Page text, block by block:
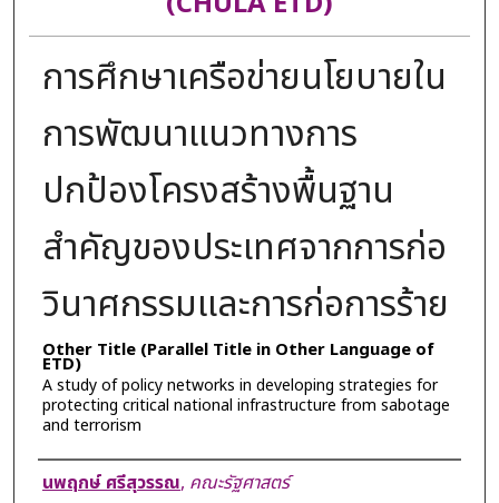
การศึกษาเครือข่ายนโยบายใน
การพัฒนาแนวทางการ
ปกป้องโครงสร้างพื้นฐาน
สำคัญของประเทศจากการก่อ
วินาศกรรมและการก่อการร้าย
Other Title (Parallel Title in Other Language of
ETD)
A study of policy networks in developing strategies for
protecting critical national infrastructure from sabotage
and terrorism
Author
นพฤกษ์ ศรีสุวรรณ, คณะรัฐศาสตร์